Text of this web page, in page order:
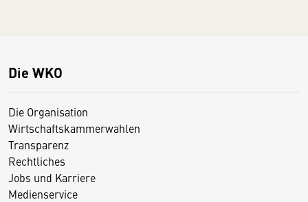
Die WKO
Die Organisation
Wirtschaftskammerwahlen
Transparenz
Rechtliches
Jobs und Karriere
Medienservice